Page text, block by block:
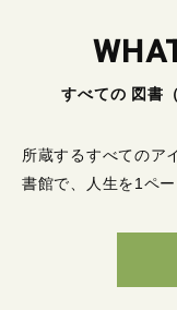
すべての 図書 （
所蔵するすべてのア
書館で、人生を1ペ